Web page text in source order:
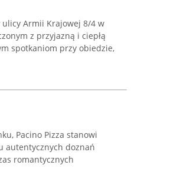
Armii Krajowej 8/4 w
z przyjazną i ciepłą
spotkaniom przy obiedzie,
Pacino Pizza stanowi
autentycznych doznań
romantycznych